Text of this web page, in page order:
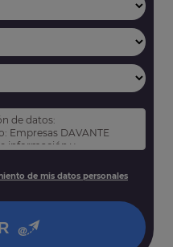
de datos:
Empresas DAVANTE
información y
y suprimir sus datos,
se explica en nuestra
de mis datos personales